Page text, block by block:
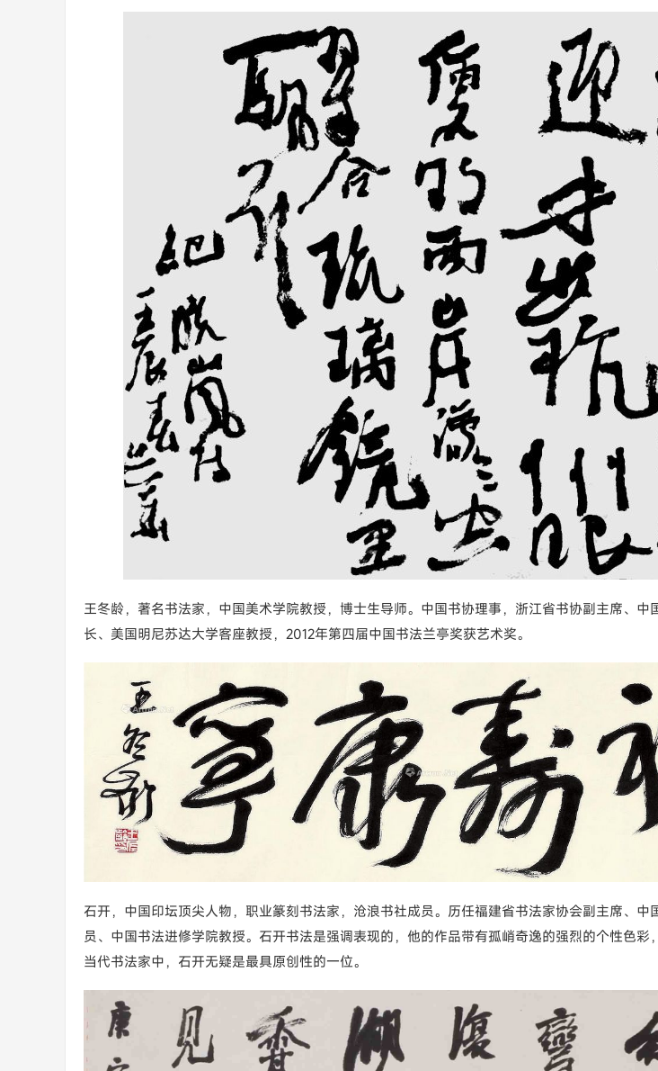
王冬龄，著名书法家，中国美术学院教授，博士生导师。中国书协理事，浙江省书协副主席、中
长、美国明尼苏达大学客座教授，2012年第四届中国书法兰亭奖获艺术奖。
石开，中国印坛顶尖人物，职业篆刻书法家，沧浪书社成员。历任福建省书法家协会副主席、中
员、中国书法进修学院教授。石开书法是强调表现的，他的作品带有孤峭奇逸的强烈的个性色彩
当代书法家中，石开无疑是最具原创性的一位。